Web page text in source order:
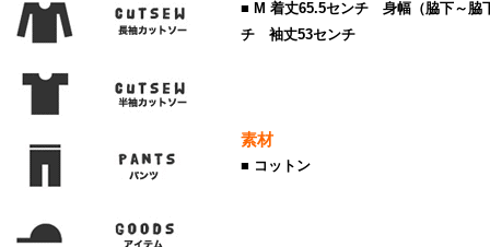
■ M 着丈65.5センチ 身幅（脇下～脇
チ 袖丈53センチ
素材
■ コットン